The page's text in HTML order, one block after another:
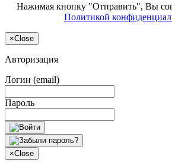
Нажимая кнопку "Отправить", Вы
Политикой
×Close
Авторизация
Логин (email)
Пароль
×Close